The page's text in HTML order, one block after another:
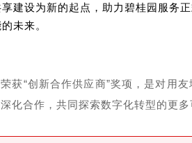
享建设为新的起点，助力碧桂园服务
未来。
获“创新合作供应商”奖项，是对用
化合作，共同探索数字化转型的更